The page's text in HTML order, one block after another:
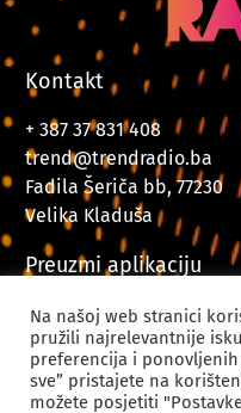
Kontakt
+ 387 37 831 408
trend@trendradio.ba
Fadila Šeriča bb, 77230
Velika Kladuša
Preuzmi aplikaciju
Na našoj web stranici
pružili najrelevantnije
preferencija i
sve” pristajete na
možete posjetiti